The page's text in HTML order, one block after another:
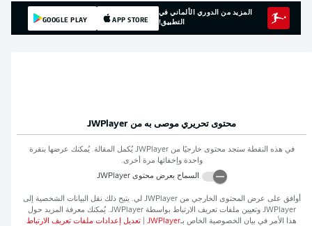
المزيد من الدوري الألماني في
التطبيق!
APP STORE
GOOGLE PLAY
محتوى تحريري موصى به من JWPlayer
في هذه النقطة ستجد محتوى خارجيًا منJWPlayer يُكمل المقالة. يُمكنك عرضها بنقرة
واحدة وإخفائها مرة أخرى.
السماح بعرض محتوىJWPlayer
أوافق على عرض المحتوى الخارجي منJWPlayer لي. يتيح ذلك نقل البيانات الشخصية إلى
JWPlayer وتعيين ملفات تعريف الارتباط بواسطةJWPlayer. يُمكنك معرفة المزيد حول
هذا الأمر في بيان الخصوصية الخاص بـJWPlayer تعديل إعدادات ملفات تعريف الارتباط